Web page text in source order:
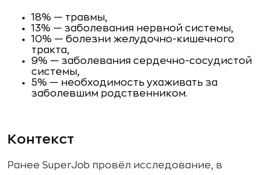
18% — травмы,
13% — заболевания нервной системы,
10% — болезни желудочно-кишечного
тракта,
9% — заболевания сердечно-сосудистой
системы,
5% — необходимость ухаживать за
заболевшим родственником.
Контекст
Ранее SuperJob провёл исследование, в